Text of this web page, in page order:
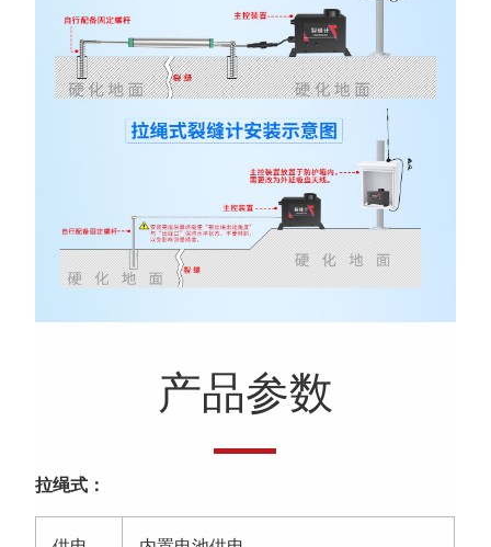
产品参数
拉绳式：